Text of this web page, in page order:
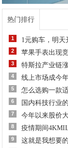
热门排行
1 1元购车，明
2 苹果手表出现
3 特斯拉产业链
4 线上市场成今
5 怎么选购一款
6 国内科技行业
7 今年以来股价
8 疫情期间
9 这就是我想要